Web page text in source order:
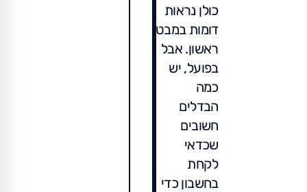
כולן נראות
דומות במבט
ראשון. אבל
בפועל, יש
כמה
הבדלים
חשובים
שכדאי
לקחת
בחשבון כדי